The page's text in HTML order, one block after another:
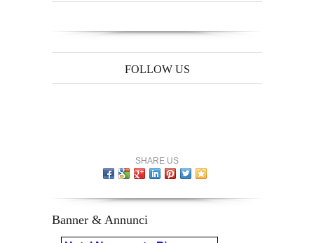
FOLLOW US
SHARE US
Banner & Annunci